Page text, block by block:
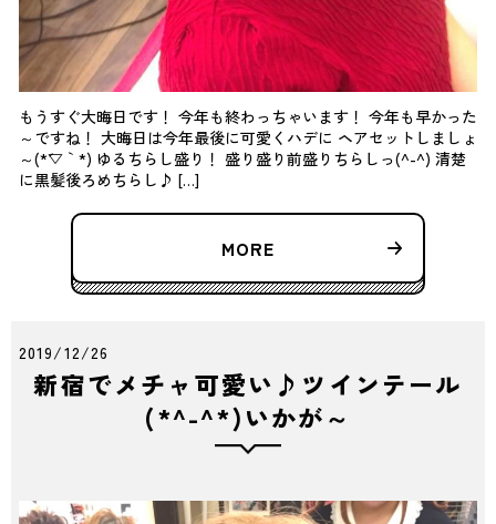
もうすぐ大晦日です！ 今年も終わっちゃいます！ 今年も早かった
～ですね！ 大晦日は今年最後に可愛くハデに ヘアセットしましょ
～(*´▽｀*) ゆるちらし盛り！ 盛り盛り前盛りちらしっ(^-^) 清楚
に黒髪後ろめちらし♪ […]
MORE
2019/12/26
新宿でメチャ可愛い♪ツインテール
(*^-^*)いかが～